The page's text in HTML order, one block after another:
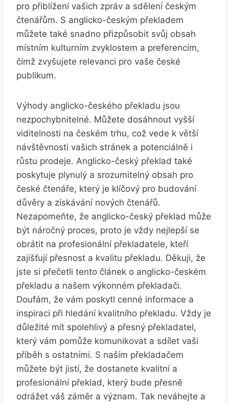
pro přiblížení vašich zpráv a sdělení českým
čtenářům. S anglicko-českým překladem
můžete také snadno přizpůsobit svůj obsah
místním kulturním zvyklostem a preferencím,
čímž zvyšujete relevanci pro vaše české
publikum.
Výhody anglicko-českého překladu jsou
nezpochybnitelné. Můžete dosáhnout vyšší
viditelnosti na českém trhu, což vede k větší
návštěvnosti vašich stránek a potenciálně i
růstu prodeje. Anglicko-český překlad také
poskytuje plynulý a srozumitelný obsah pro
české čtenáře, který je klíčový pro budování
důvěry a získávání nových čtenářů.
Nezapomeňte, že anglicko-český překlad může
být náročný proces, proto je vždy nejlepší se
obrátit na profesionální překladatele, kteří
zajišťují přesnost a kvalitu překladu. Děkuji, že
jste si přečetli tento článek o anglicko-českém
překladu a našem výkonném překladači.
Doufám, že vám poskytl cenné informace a
inspiraci při hledání kvalitního překladu. Vždy je
důležité mít spolehlivý a přesný překladatel,
který vám pomůže komunikovat a sdílet vaši
příběh s ostatními. S naším překladačem
můžete být jistí, že dostanete kvalitní a
profesionální překlad, který bude přesně
odrážet váš záměr a význam. Tak neváhejte a